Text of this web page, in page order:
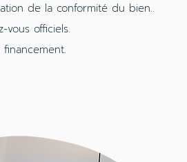
de la conformité du bien..
officiels.